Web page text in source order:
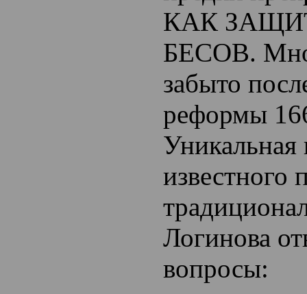
КАК
БЕСОВ.
забыто
реформы
Уникальная
известного
Логинова
вопросы: